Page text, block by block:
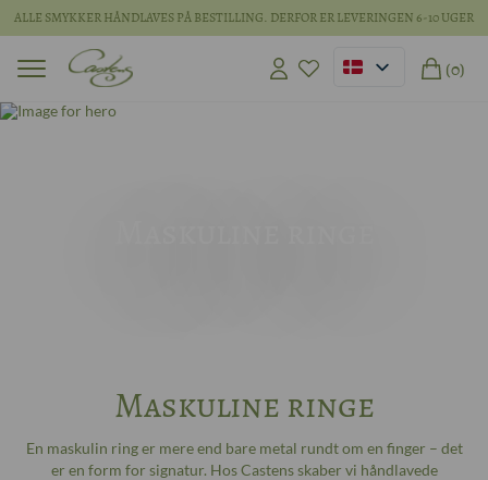
ALLE SMYKKER HÅNDLAVES PÅ BESTILLING. DERFOR ER LEVERINGEN 6-10 UGER
(0)
Maskuline ringe
En maskulin ring er mere end bare metal rundt om en finger – det
er en form for signatur. Hos Castens skaber vi håndlavede